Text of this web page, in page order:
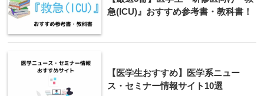
急(ICU)』おすすめ参考書・教科書！
【医学生おすすめ】医学系ニュー
ス・セミナー情報サイト10選